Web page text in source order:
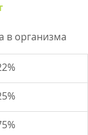
в организма